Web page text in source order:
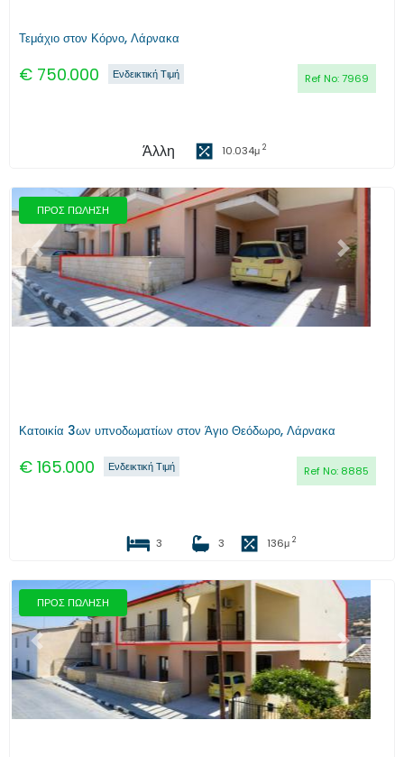
Τεμάχιο στον Κόρνο, Λάρνακα
€ 750.000 Ref No:7969
Ενδεικτική Τιμή
Άλλη 10.034μ 2
ΠΡΟΣ ΠΩΛΗΣΗ
Προηγούμενο Επόμενο
Κατοικία 3ων υπνοδωματίων στον Άγιο Θεόδωρο, Λάρνακα
€ 165.000 Ref No: 8885
Ενδεικτική Τιμή
3 3 136μ 2
ΠΡΟΣ ΠΩΛΗΣΗ
Προηγούμενο Επόμενο